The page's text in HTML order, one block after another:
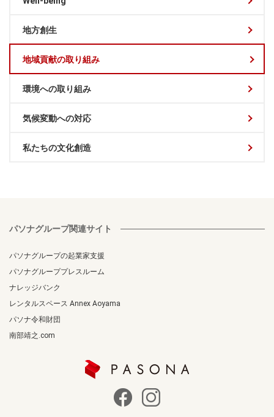
地方創生
地域貢献の取り組み
環境への取り組み
気候変動への対応
私たちの文化創造
パソナグループ関連サイト
パソナグループの起業家支援
パソナグループプレスルーム
ナレッジバンク
レンタルスペース Annex Aoyama
パソナ令和財団
南部靖之.com